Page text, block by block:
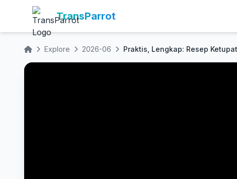
TransParrot
Explore 2026-06